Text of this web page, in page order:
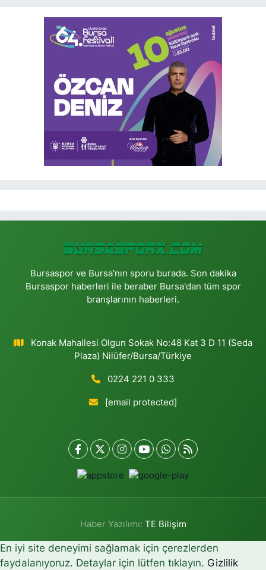
Bursaspor ve Bursa'nın sporu burada. Son dakika
Bursaspor haberleri ile beraber Bursa'dan tüm spor
branşlarının haberleri.
Konak Mahallesi Olgun Sokak No:48 Kat 3 D 11 (Seda
Plaza) Nilüfer/Bursa/Türkiye
0224 221 0 333
[email protected]
Haber Yazılımı: TE Bilişim
En iyi site deneyimi sağlamak için çerezlerden
faydalanıyoruz. Detaylar için lütfen tıklayın. Gizlilik